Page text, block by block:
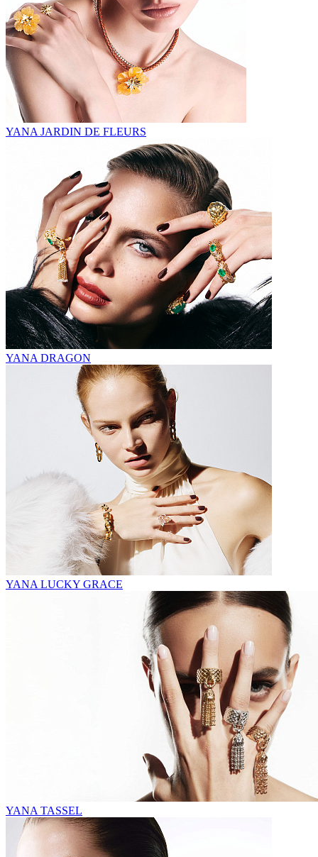
YANA JARDIN DE FLEURS
YANA DRAGON
YANA LUCKY GRACE
YANA TASSEL